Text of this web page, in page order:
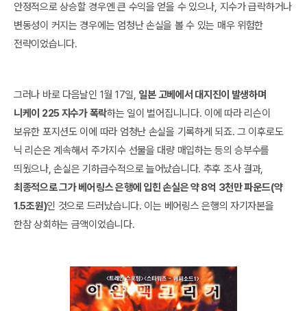
안정적으로 상승할 경우엔 큰 수익을 얻을 수 있으나, 지수가 급락하거나
변동성이 커지는 경우에는 엄청난 손실을 볼 수 있는 매우 위험한
전략이었습니다.
그러나 바로 다음날인 1월 17일, 일본 고베에서 대지진이 발생하며
니케이 225 지수가 폭락하는 일이 벌어집니니다. 이에 따라 리슨이
보유한 포지션도 이에 따라 엄청난 손실을 기록하게 되죠. 그 이후로도
닉 리슨은 계속해서 주가지수 선물을 대량 매입하는 등의 승부수를
띄웠으나, 손실은 기하급수적으로 늘어났습니다. 추후 조사 결과,
최종적으로 그가 베어링스 은행에 입힌 손실은 약 8억 3천만 파운드(약
1.5조원)인 것으로 드러났습니다. 이는 베어링스 은행의 자기자본을
한참 상회하는 금액이었습니다.